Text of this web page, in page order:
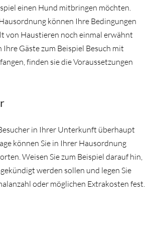
einen Hund mitbringen möchten.
können Ihre Bedingungen
von Haustieren noch einmal erwähnt
Gäste zum Beispiel Besuch mit
finden sie die Voraussetzungen
in Ihrer Unterkunft überhaupt
können Sie in Ihrer Hausordnung
Weisen Sie zum Beispiel darauf hin,
werden sollen und legen Sie
oder möglichen Extrakosten fest.